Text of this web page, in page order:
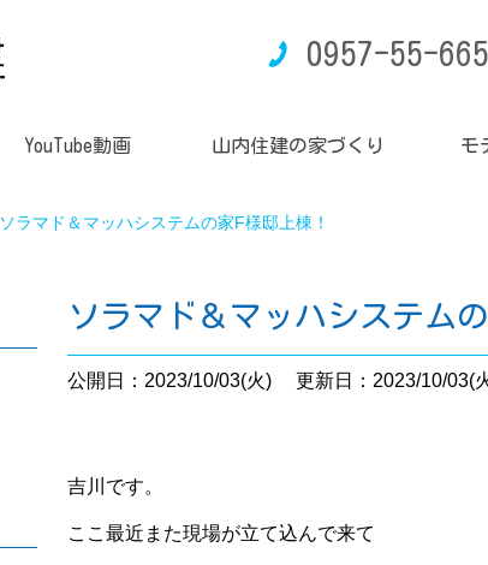
0957-55-
YouTube動画 山内住建の家づくり モ
ソラマド＆マッハシステムの家F様邸上棟！
ソラマド＆マッハシステム
公開日：2023/10/03(火) 更新日：2023/10/03(
吉川です。
ここ最近また現場が立て込んで来て